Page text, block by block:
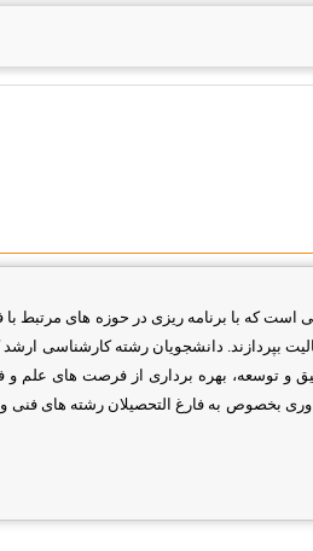
است که با برنامه ­ریزی در حوزه های مرتبط
بپردازند. دانشجویان رشته کارشناسی
و توسعه، بهره برداری از فرصت های علم
بخصوص به فارغ ­التحصیلان رشته­ های فنی